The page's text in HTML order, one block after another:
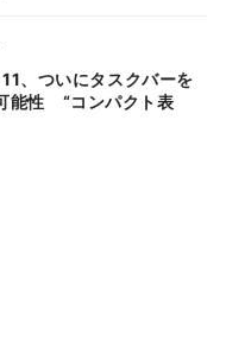
能性 “コンパクト表